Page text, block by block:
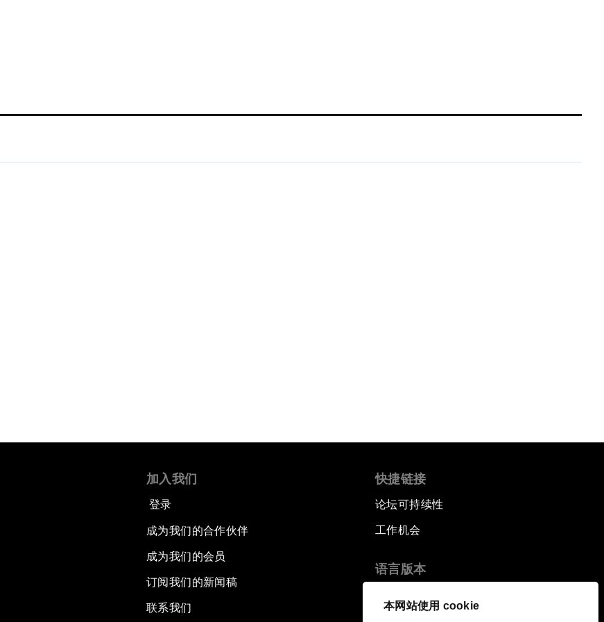
本网站使用 cookie
加入我们
登录
成为我们的合作伙伴
成为我们的会员
订阅我们的新闻稿
联系我们
快捷链接
论坛可持续性
工作机会
语言版本